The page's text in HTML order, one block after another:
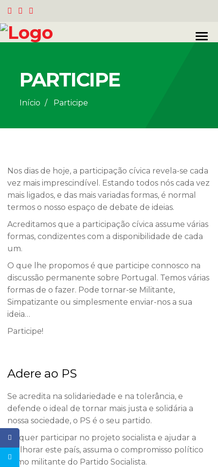
PARTICIPE
Início Participe
Nos dias de hoje, a participação cívica revela-se cada
vez mais imprescindível. Estando todos nós cada vez
mais ligados, e das mais variadas formas, é normal
termos o nosso espaço de debate de ideias.
Acreditamos que a participação cívica assume várias
formas, condizentes com a disponibilidade de cada
um.
O que lhe propomos é que participe connosco na
discussão permanente sobre Portugal. Temos várias
formas de o fazer. Pode tornar-se Militante,
Simpatizante ou simplesmente enviar-nos a sua
ideia…
Participe!
Adere ao PS
Se acredita na solidariedade e na tolerância, e
defende o ideal de tornar mais justa e solidária a
nossa sociedade, o PS é o seu partido.
Se quer participar no projeto socialista e ajudar a
melhorar este país, assuma o compromisso político
como militante do Partido Socialista.